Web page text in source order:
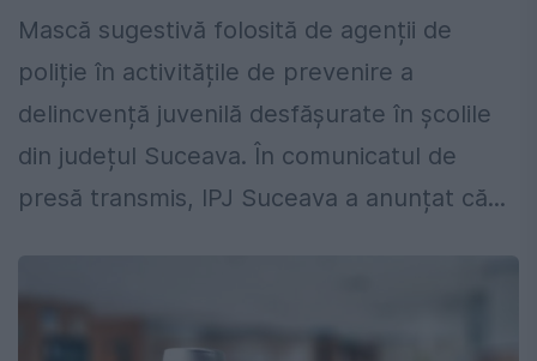
Mască sugestivă folosită de agenții de
poliție în activitățile de prevenire a
delincvență juvenilă desfășurate în școlile
din județul Suceava. În comunicatul de
presă transmis, IPJ Suceava a anunțat că...